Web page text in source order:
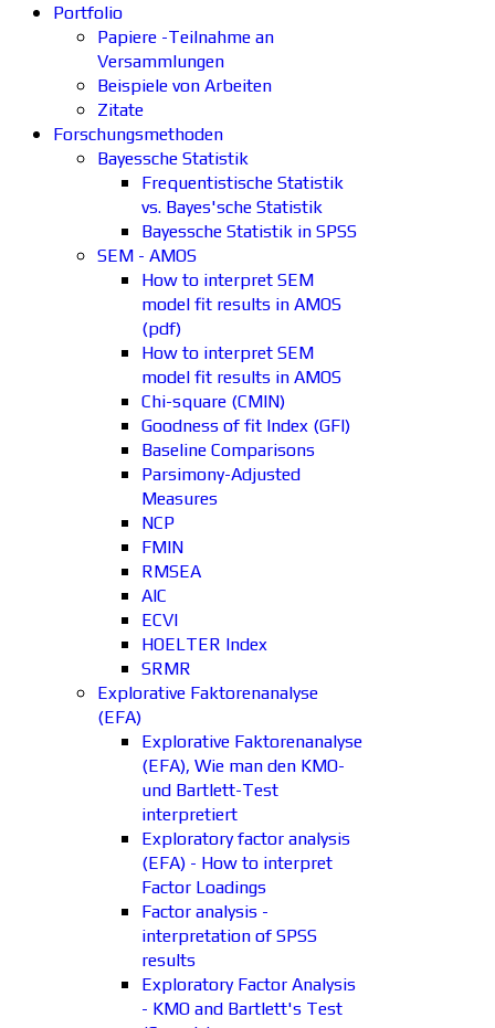
Portfolio
Papiere -Teilnahme an
Versammlungen
Beispiele von Arbeiten
Zitate
Forschungsmethoden
Bayessche Statistik
Frequentistische Statistik
vs. Bayes'sche Statistik
Bayessche Statistik in SPSS
SEM - AMOS
How to interpret SEM
model fit results in AMOS
(pdf)
How to interpret SEM
model fit results in AMOS
Chi-square (CMIN)
Goodness of fit Index (GFI)
Baseline Comparisons
Parsimony-Adjusted
Measures
NCP
FMIN
RMSEA
AIC
ECVI
HOELTER Index
SRMR
Explorative Faktorenanalyse
(EFA)
Explorative Faktorenanalyse
(EFA), Wie man den KMO-
und Bartlett-Test
interpretiert
Exploratory factor analysis
(EFA) - How to interpret
Factor Loadings
Factor analysis -
interpretation of SPSS
results
Exploratory Factor Analysis
- KMO and Bartlett's Test